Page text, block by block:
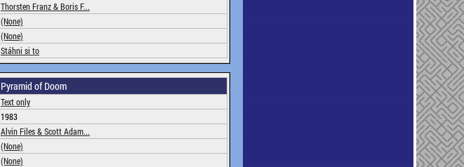
Thorsten Franz & Boris F...
(None)
(None)
Stáhni si to
Pyramid of Doom
Text only
1983
Alvin Files & Scott Adam...
(None)
(None)